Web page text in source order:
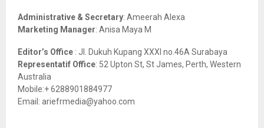
Administrative & Secretary: Ameerah Alexa
Marketing Manager: Anisa Maya M
Editor’s Office : Jl. Dukuh Kupang XXXI no.46A Surabaya
Representatif Office: 52 Upton St, St James, Perth, Western
Australia
Mobile:+ 6288901884977
Email: ariefrmedia@yahoo.com